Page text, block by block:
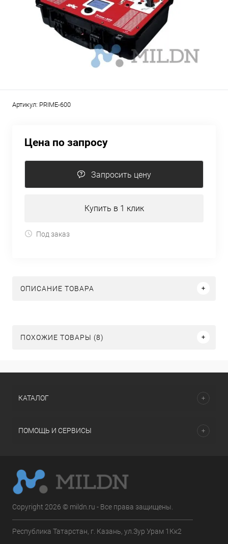
Артикул: PRIME-600
Цена по запросу
Запросить цену
Купить в 1 клик
Под заказ
ОПИСАНИЕ ТОВАРА
ПОХОЖИЕ ТОВАРЫ (8)
КАТАЛОГ
ПОМОЩЬ И СЕРВИСЫ
Copyright 2026 © mildn.ru - Все права защищены.
Республика Татарстан, г. Казань, ул.Зур Урам 1Кк2